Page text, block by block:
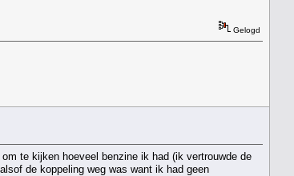
Gelogd
te kijken hoeveel benzine ik had (ik vertrouwde de
de koppeling weg was want ik had geen